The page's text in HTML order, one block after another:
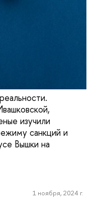
изучили
санкций и
Вышки на
1 ноября, 2024 г.